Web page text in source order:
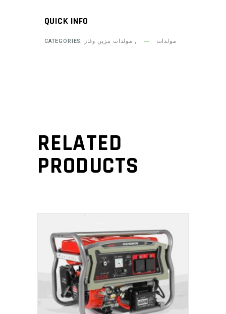
QUICK INFO
CATEGORIES: مولدات , مولدات بنزين وغاز
RELATED
PRODUCTS
ADD TO CART